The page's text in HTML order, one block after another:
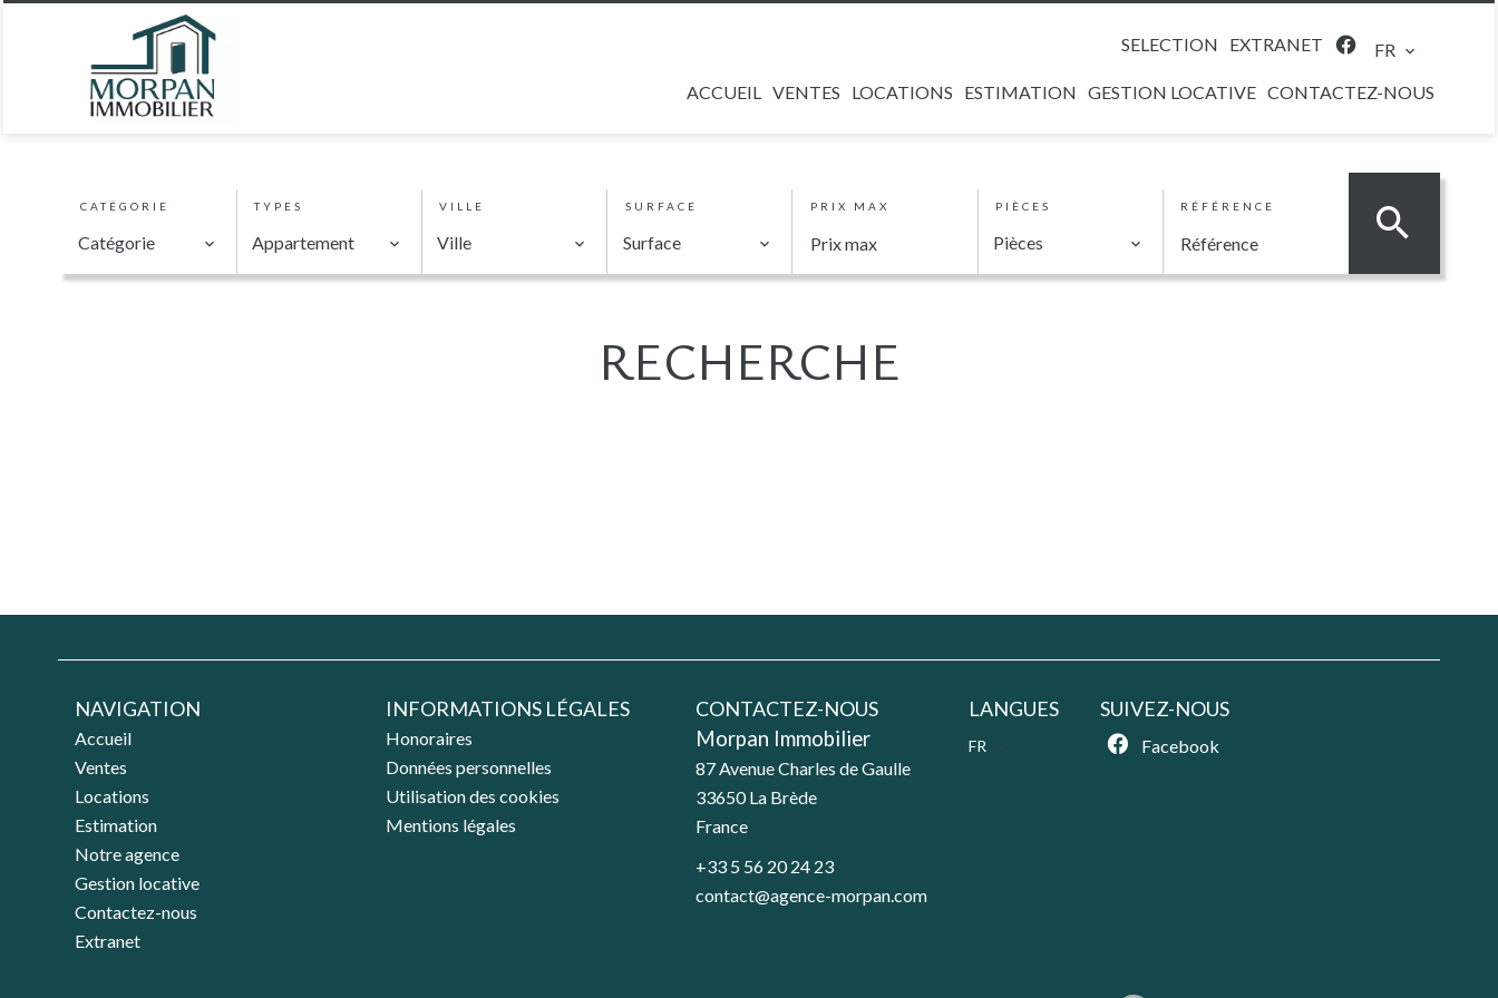
SELECTION EXTRANET
FR
ACCUEIL VENTES LOCATIONS ESTIMATION GESTION LOCATIVE CONTACTEZ-NOUS
CATÉGORIE
Catégorie
TYPES
Appartement
VILLE
Ville
SURFACE
Surface
PRIX MAX PIÈCES
Pièces
RÉFÉRENCE
RECHERCHE
NAVIGATION
Accueil
Ventes
Locations
Estimation
Notre agence
Gestion locative
Contactez-nous
Extranet
INFORMATIONS LÉGALES
Honoraires
Données personnelles
Utilisation des cookies
Mentions légales
CONTACTEZ-NOUS
Morpan Immobilier
87 Avenue Charles de Gaulle
33650La Brède
France
+33 5 56 20 24 23
contact@agence-morpan.com
LANGUES
FR
SUIVEZ-NOUS
Facebook